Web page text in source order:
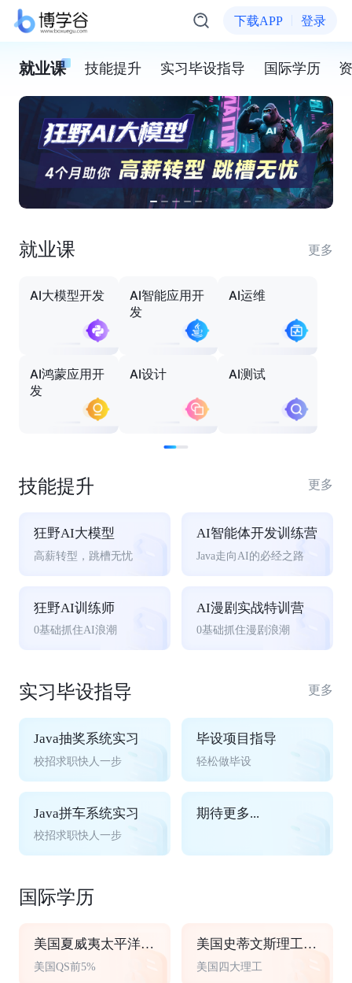
下载APP 登录
就业课 技能提升 实习毕设指导 国际学历
就业课 更多
AI大模型开发
AI智能应用开
发
AI运维
AI鸿蒙应用开
发
AI设计 AI测试
技能提升 更多
狂野AI大模型
高薪转型，跳槽无忧
AI智能体开发训练营
Java走向AI的必经之路
狂野AI训练师
0基础抓住AI浪潮
AI漫剧实战特训营
0基础抓住漫剧浪潮
实习毕设指导 更多
Java抽奖系统实习
校招求职快人一步
毕设项目指导
轻松做毕设
Java拼车系统实习
校招求职快人一步
期待更多...
国际学历
美国夏威夷太平洋大学
美国QS前5%
美国史蒂文斯理工学院
美国四大理工